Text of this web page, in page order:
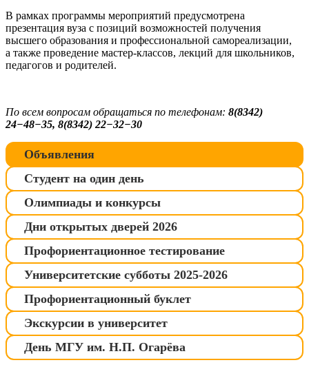
В рамках программы мероприятий предусмотрена
презентация вуза с позиций возможностей получения
высшего образования и профессиональной самореализации,
а также проведение мастер-классов, лекций для школьников,
педагогов и родителей.
По всем вопросам обращаться по телефонам: 8(8342)
24−48−35, 8(8342) 22−32−30
Объявления
Студент на один день
Олимпиады и конкурсы
Дни открытых дверей 2026
Профориентационное тестирование
Университетские субботы 2025-2026
Профориентационный буклет
Экскурсии в университет
День МГУ им. Н.П. Огарёва